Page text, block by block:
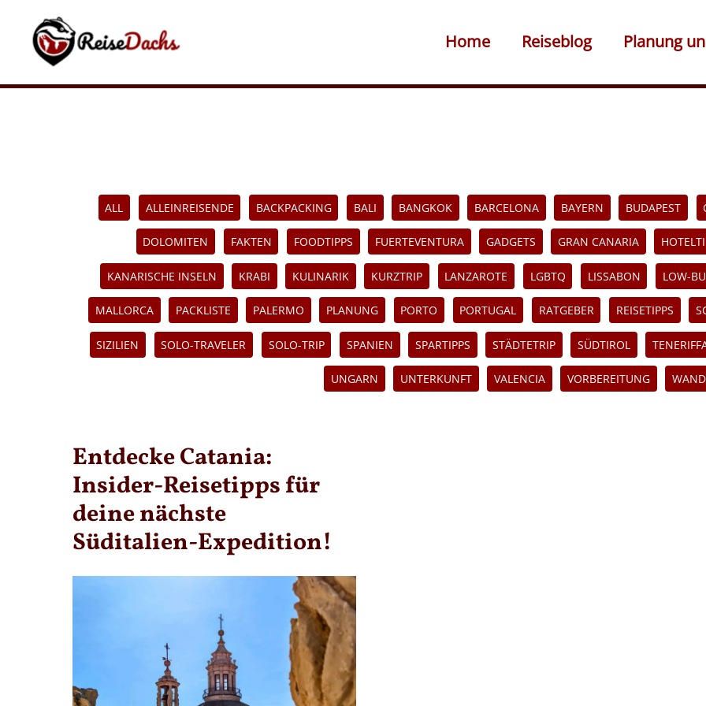
Inhalt
springen
Home Reiseblog Planung
ALL ALLEINREISENDE BACKPACKING BALI BANGKOK BARCELONA BAYERN BUDAPEST
DOLOMITEN FAKTEN FOODTIPPS FUERTEVENTURA GADGETS GRAN CANARIA
KANARISCHE INSELN KRABI KULINARIK KURZTRIP LANZAROTE LGBTQ LISSABON LOW-
MALLORCA PACKLISTE PALERMO PLANUNG PORTO PORTUGAL RATGEBER REISETIPPS
SIZILIEN SOLO-TRAVELER SOLO-TRIP SPANIEN SPARTIPPS STÄDTETRIP SÜDTIROL
UNGARN UNTERKUNFT VALENCIA VORBEREITUNG
Entdecke Catania:
Insider-Reisetipps für
deine nächste
Süditalien-Expedition!